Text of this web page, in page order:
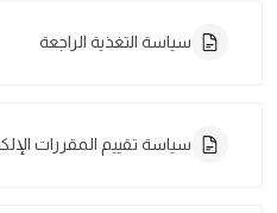
سياسة التغذية الراجعة
سياسة تقييم المقررات